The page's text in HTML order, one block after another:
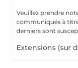
Veuillez prendre
communiqués à
derniers sont
Extensions (sur